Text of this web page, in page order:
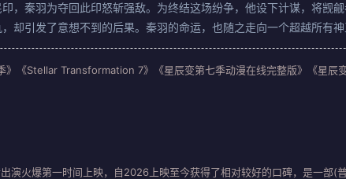
秦羽为夺回此印怒斩强敌。为终结这场纷争，他设下计谋，将觊
引发了意想不到的后果。秦羽的命运，也随之走向一个超越所有神
》《Stellar Transformation 7》《星辰变第七季动漫在线完整版》《星辰
演火爆第一时间上映，自2026上映至今获得了相对较好的口碑，是一部(